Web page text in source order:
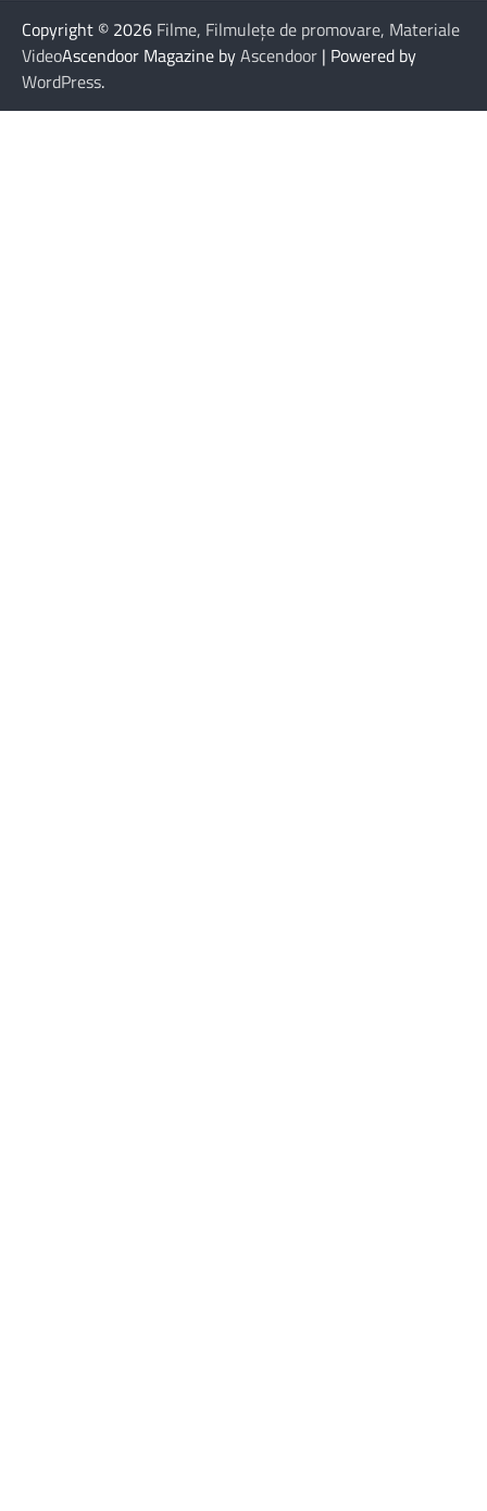
Copyright © 2026 Filme, Filmulețe de promovare, Materiale
VideoAscendoor Magazine byAscendoor | Powered by
WordPress.